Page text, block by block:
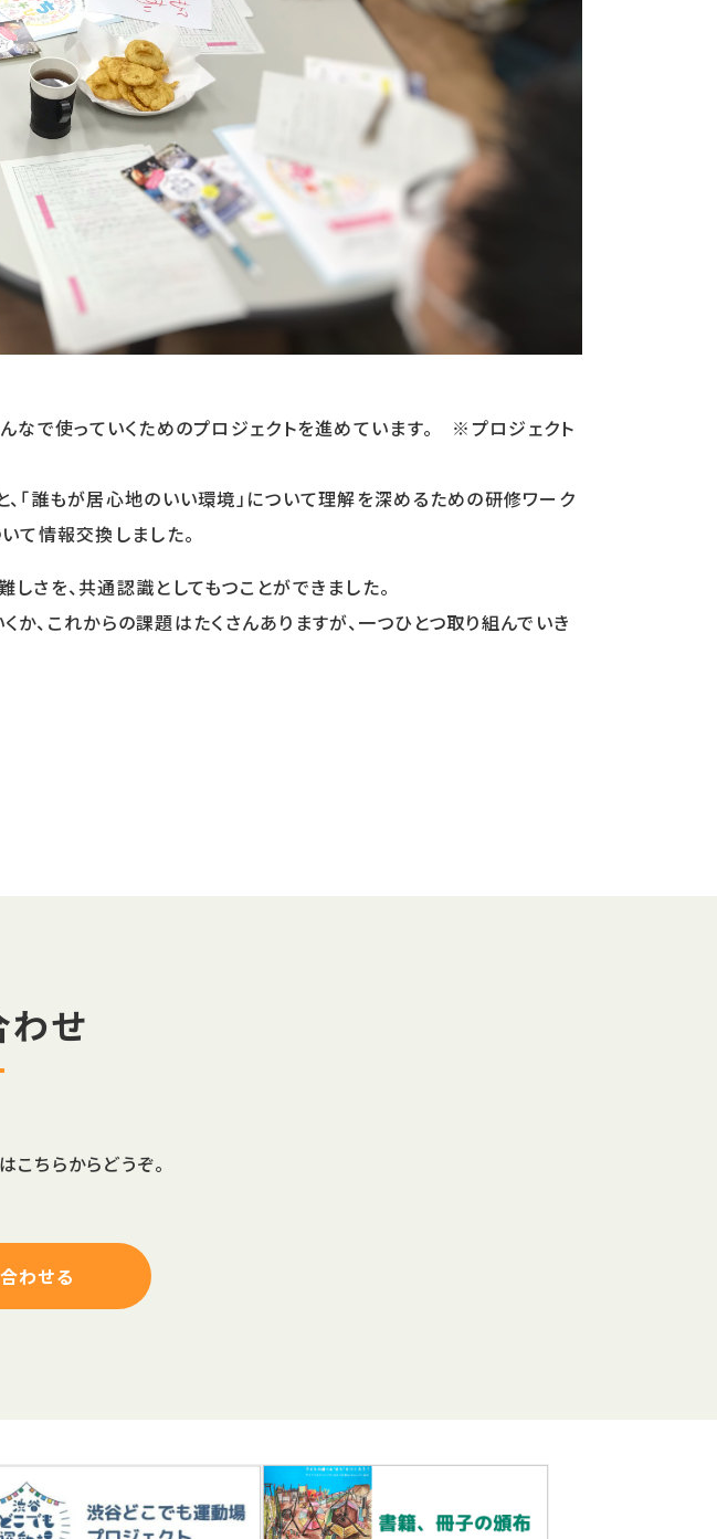
なで使っていくためのプロジェクトを進めています。 ※プロジェクト
「誰もが居心地のいい環境」について理解を深めるための研修ワーク
て情報交換しました。
さを、共通認識としてもつことができました。
、これからの課題はたくさんありますが、一つひとつ取り組んでいき
わせ
ちらからどうぞ。
わせる